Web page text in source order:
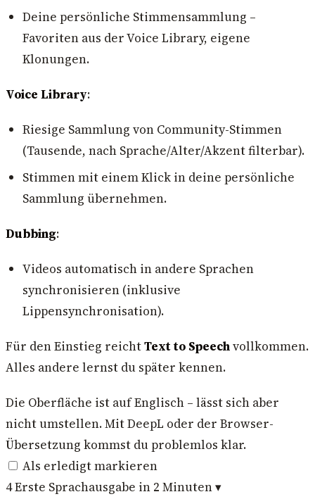
Deine persönliche Stimmensammlung –
Favoriten aus der Voice Library, eigene
Klonungen.
Voice Library:
Riesige Sammlung von Community-Stimmen
(Tausende, nach Sprache/Alter/Akzent filterbar).
Stimmen mit einem Klick in deine persönliche
Sammlung übernehmen.
Dubbing:
Videos automatisch in andere Sprachen
synchronisieren (inklusive
Lippensynchronisation).
Für den Einstieg reichtText to Speechvollkommen.
Alles andere lernst du später kennen.
Die Oberfläche ist auf Englisch – lässt sich aber
nicht umstellen. Mit DeepL oder der Browser-
Übersetzung kommst du problemlos klar.
Als erledigt markieren
4Erste Sprachausgabe in 2 Minuten▾